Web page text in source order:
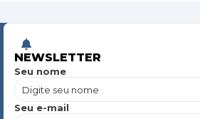
NEWSLETTER
Seu nome
Seu e-mail